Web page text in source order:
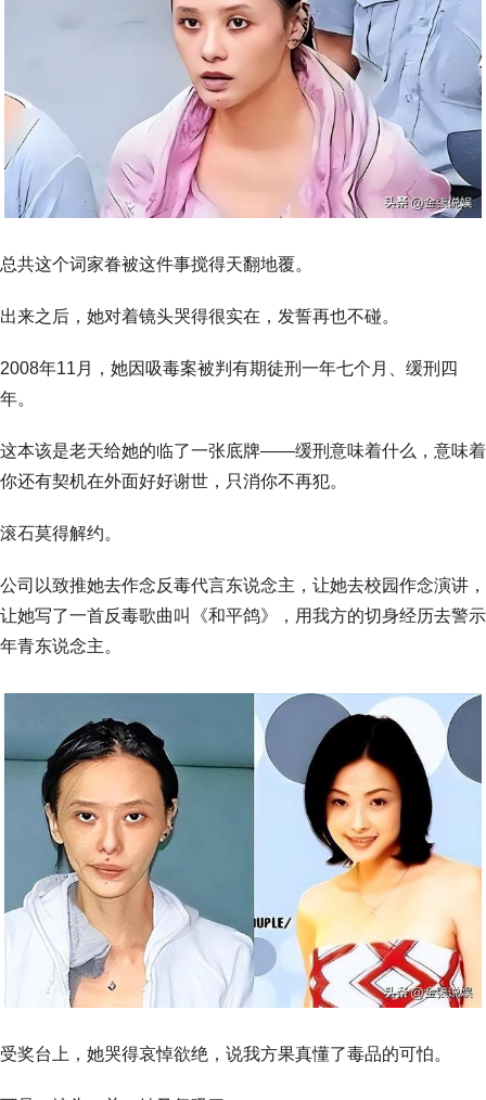
总共这个词家眷被这件事搅得天翻地覆。
出来之后，她对着镜头哭得很实在，发誓再也不碰。
2008年11月，她因吸毒案被判有期徒刑一年七个月、缓刑四
年。
这本该是老天给她的临了一张底牌——缓刑意味着什么，意味着
你还有契机在外面好好谢世，只消你不再犯。
滚石莫得解约。
公司以致推她去作念反毒代言东说念主，让她去校园作念演讲，
让她写了一首反毒歌曲叫《和平鸽》，用我方的切身经历去警示
年青东说念主。
受奖台上，她哭得哀悼欲绝，说我方果真懂了毒品的可怕。